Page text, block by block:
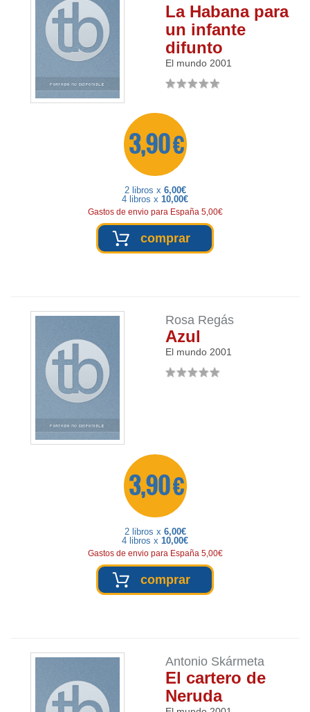
La Habana para
un infante
difunto
El mundo 2001
3,90 €
2 libros x 6,00€
4 libros x 10,00€
Gastos de envio para España 5,00€
comprar
Rosa Regás
Azul
El mundo 2001
3,90 €
2 libros x 6,00€
4 libros x 10,00€
Gastos de envio para España 5,00€
comprar
Antonio Skármeta
El cartero de
Neruda